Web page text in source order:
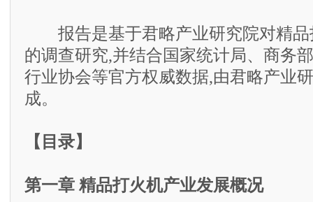
报告是基于君略产业研究院对精品
的调查研究,并结合国家统计局、商务
行业协会等官方权威数据,由君略产业
成。
【目录】
第一章 精品打火机产业发展概况